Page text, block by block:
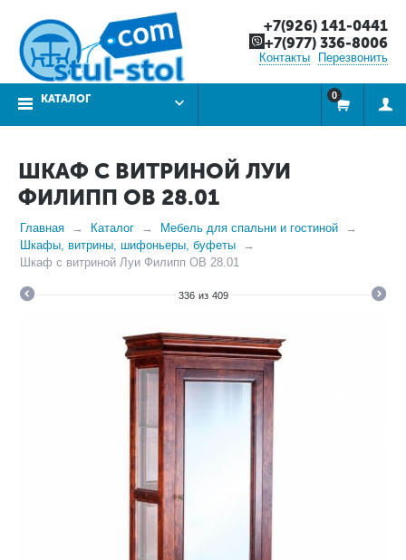
+7(926) 141-0441
+7(977) 336-8006
Контакты Перезвонить
КАТАЛОГ 0
ШКАФ С ВИТРИНОЙ ЛУИ
ФИЛИПП ОВ 28.01
Главная Каталог
Мебель для спальни и гостиной
Шкафы, витрины, шифоньеры, буфеты
Шкаф с витриной Луи Филипп ОВ 28.01
336 из 409